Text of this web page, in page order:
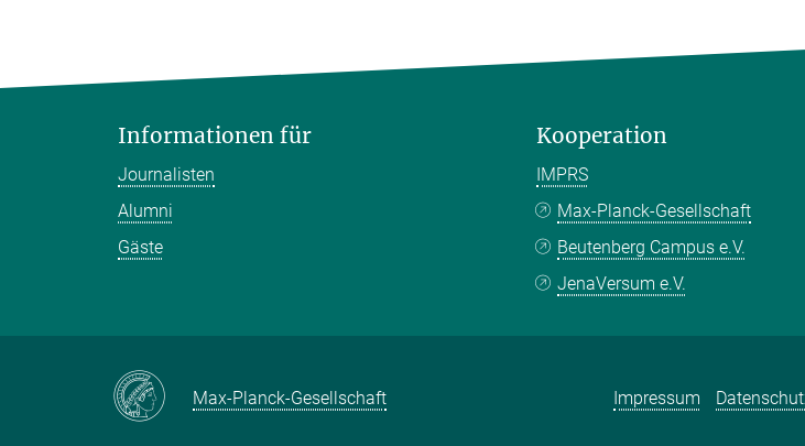
Informationen für
Journalisten
Alumni
Gäste
Kooperation
IMPRS
Max-Planck-Gesellschaft
Beutenberg Campus e.V.
JenaVersum e.V.
Max-Planck-Gesellschaft Impressum